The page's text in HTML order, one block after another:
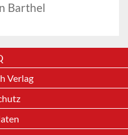
Barthel
Verlag